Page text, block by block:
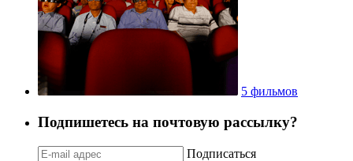
5 фильмов
Подпишетесь на почтовую рассылку?
Подписаться